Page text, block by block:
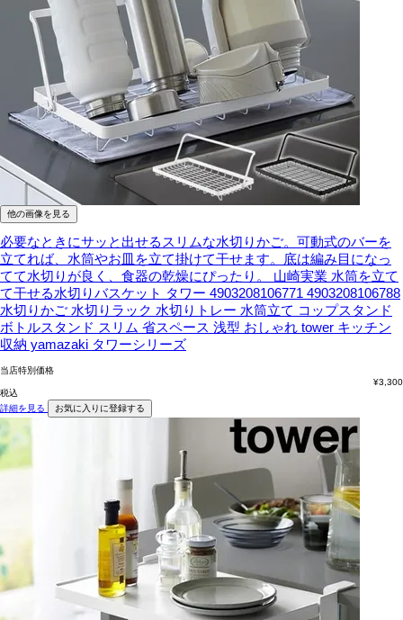
他の画像を見る
必要なときにサッと出せるスリムな水切りかご。可動式のバーを
立てれば、水筒やお皿を立て掛けて干せます。底は編み目になっ
てて水切りが良く、食器の乾燥にぴったり。
山崎実業 水筒を立て
て干せる水切りバスケット タワー 4903208106771 4903208106788
水切りかご 水切りラック 水切りトレー 水筒立て コップスタンド
ボトルスタンド スリム 省スペース 浅型 おしゃれ tower キッチン
収納 yamazaki タワーシリーズ
当店特別価格
¥3,300
税込
詳細を見る
お気に入りに登録する